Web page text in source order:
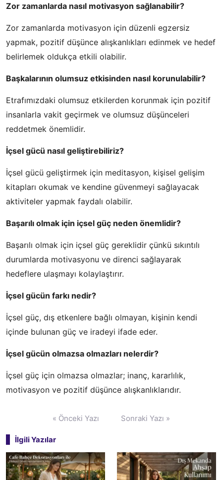
Zor zamanlarda nasıl motivasyon sağlanabilir?
Zor zamanlarda motivasyon için düzenli egzersiz
yapmak, pozitif düşünce alışkanlıkları edinmek ve hedef
belirlemek oldukça etkili olabilir.
Başkalarının olumsuz etkisinden nasıl korunulabilir?
Etrafımızdaki olumsuz etkilerden korunmak için pozitif
insanlarla vakit geçirmek ve olumsuz düşünceleri
reddetmek önemlidir.
İçsel gücü nasıl geliştirebiliriz?
İçsel gücü geliştirmek için meditasyon, kişisel gelişim
kitapları okumak ve kendine güvenmeyi sağlayacak
aktiviteler yapmak faydalı olabilir.
Başarılı olmak için içsel güç neden önemlidir?
Başarılı olmak için içsel güç gereklidir çünkü sıkıntılı
durumlarda motivasyonu ve direnci sağlayarak
hedeflere ulaşmayı kolaylaştırır.
İçsel gücün farkı nedir?
İçsel güç, dış etkenlere bağlı olmayan, kişinin kendi
içinde bulunan güç ve iradeyi ifade eder.
İçsel gücün olmazsa olmazları nelerdir?
İçsel güç için olmazsa olmazlar; inanç, kararlılık,
motivasyon ve pozitif düşünce alışkanlıklarıdır.
« Önceki Yazı Sonraki Yazı »
İlgili Yazılar